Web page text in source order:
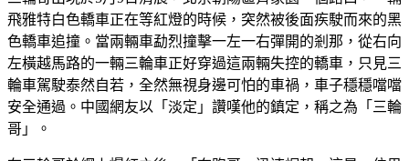
飛雅特白色轎車正在等紅燈的時候，突然被後面疾駛而來的黑
色轎車追撞。當兩輛車勐烈撞擊一左一右彈開的剎那，從右向
左橫越馬路的一輛三輪車正好穿過這兩輛失控的轎車，只見三
輪車駕駛泰然自若，全然無視身邊可怕的車禍，車子穩穩噹噹
安全通過。中國網友以「淡定」讚嘆他的鎮定，稱之為「三輪
哥」。